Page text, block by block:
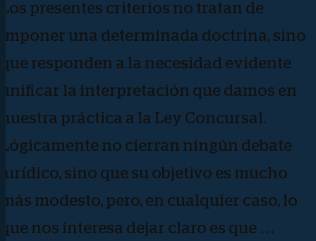
Los presentes criterios no tratan de
imponer una determinada doctrina, sino
que responden a la necesidad evidente
unificar la interpretación que damos en
nuestra práctica a la Ley Concursal.
Lógicamente no cierran ningún debate
jurídico, sino que su objetivo es mucho
más modesto, pero, en cualquier caso, lo
que nos interesa dejar claro es que …